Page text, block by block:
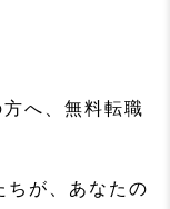
へ、無料転職
が、あなたの